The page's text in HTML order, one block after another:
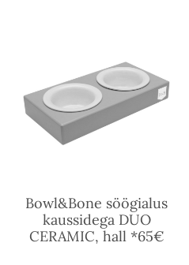
Bowl&Bone söögialus
kaussidega DUO
CERAMIC, hall *65€